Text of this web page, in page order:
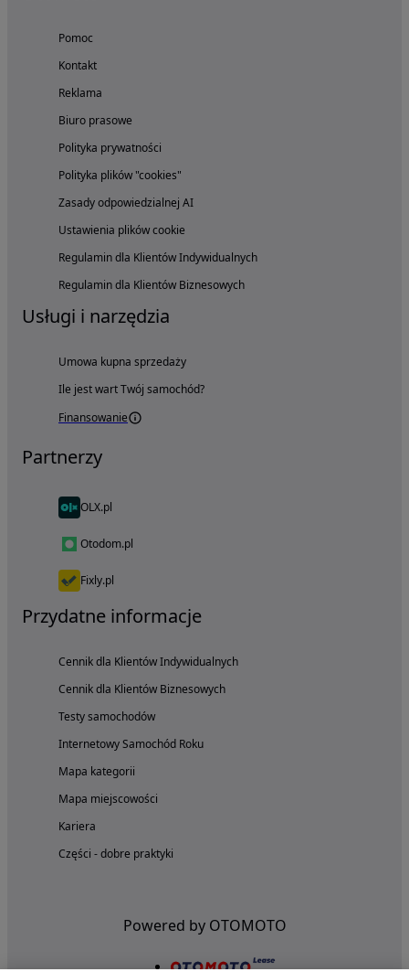
Pomoc
Kontakt
Reklama
Biuro prasowe
Polityka prywatności
Polityka plików "cookies"
Zasady odpowiedzialnej AI
Ustawienia plików cookie
Regulamin dla Klientów Indywidualnych
Regulamin dla Klientów Biznesowych
Usługi i narzędzia
Umowa kupna sprzedaży
Ile jest wart Twój samochód?
Finansowanie
Partnerzy
OLX.pl
Otodom.pl
Fixly.pl
Przydatne informacje
Cennik dla Klientów Indywidualnych
Cennik dla Klientów Biznesowych
Testy samochodów
Internetowy Samochód Roku
Mapa kategorii
Mapa miejscowości
Kariera
Części - dobre praktyki
Powered by OTOMOTO